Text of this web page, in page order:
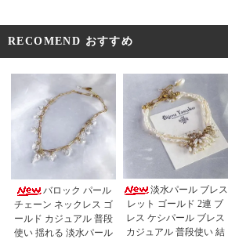
RECOMEND おすすめ
バロック パール
チェーン ネックレス ゴ
ールド カジュアル 普段
使い 揺れる 淡水パール
淡水パール ブレス
レット ゴールド 2連 ブ
レス ケシパール ブレス
カジュアル 普段使い 結